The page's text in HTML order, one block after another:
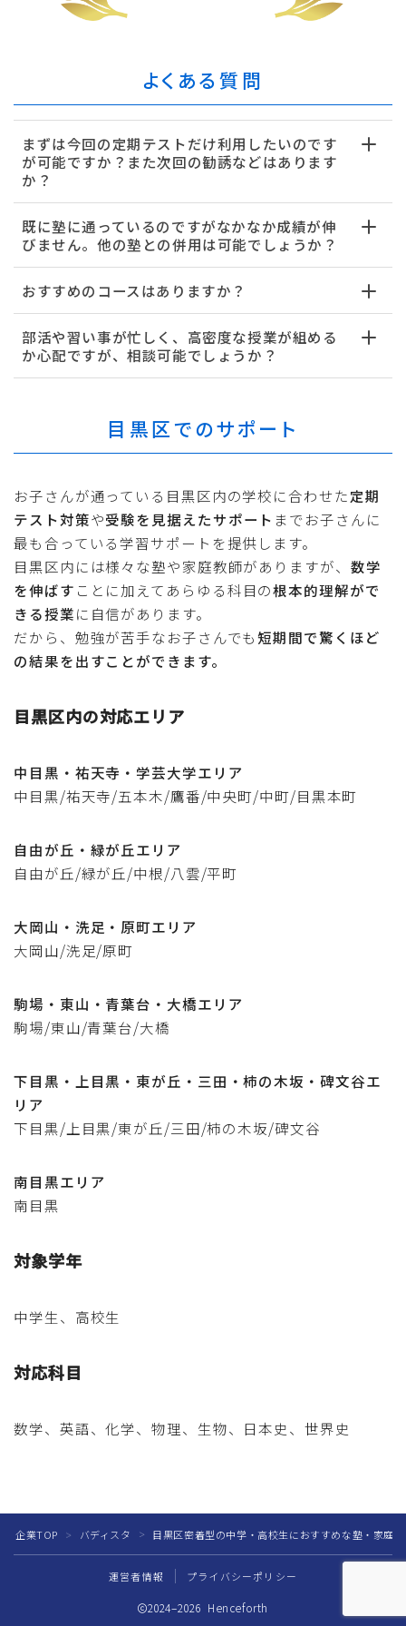
よくある質問
まずは今回の定期テストだけ利用したいのです
が可能ですか？また次回の勧誘などはあります
か？
既に塾に通っているのですがなかなか成績が伸
びません。他の塾との併用は可能でしょうか？
おすすめのコースはありますか？
部活や習い事が忙しく、高密度な授業が組める
か心配ですが、相談可能でしょうか？
目黒区でのサポート
お子さんが通っている目黒区内の学校に合わせた定期
テスト対策や受験を見据えたサポート までお子さんに
最も合っている学習サポートを提供します。
目黒区内には様々な塾や家庭教師がありますが、 数学
を伸ばす ことに加えてあらゆる科目の根本的理解がで
きる授業に自信があります。
だから、勉強が苦手なお子さんでも短期間で驚くほど
の結果を出すことができます。
目黒区内の対応エリア
中目黒・祐天寺・学芸大学エリア
中目黒/祐天寺/五本木/鷹番/中央町/中町/目黒本町
自由が丘・緑が丘エリア
自由が丘/緑が丘/中根/八雲/平町
大岡山・洗足・原町エリア
大岡山/洗足/原町
駒場・東山・青葉台・大橋エリア
駒場/東山/青葉台/大橋
下目黒・上目黒・東が丘・三田・柿の木坂・碑文谷エ
リア
下目黒/上目黒/東が丘/三田/柿の木坂/碑文谷
南目黒エリア
南目黒
対象学年
中学生、高校生
対応科目
数学、英語、化学、物理、生物、日本史、世界史
企業TOP ＞ バディスタ ＞ 目黒区密着型の中学・高校生におすすめな塾・家庭
運営者情報 プライバシーポリシー
2024–2026 Henceforth